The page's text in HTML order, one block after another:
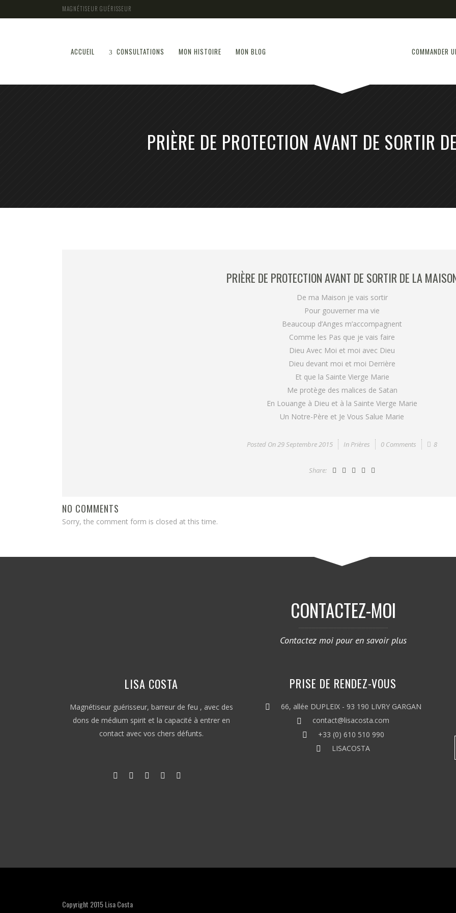
MAGNÉTISEUR GUÉRISSEUR
ACCUEIL CONSULTATIONS MON HISTOIRE MON BLOG COMMANDER
PRIÈRE DE PROTECTION AVANT DE SORTIR
PRIÈRE DE PROTECTION AVANT DE SORTIR DE LA
De ma Maison je vais sortir
Pour gouverner ma vie
Beaucoup d’Anges m’accompagnent
Comme les Pas que je vais faire
Dieu Avec Moi et moi avec Dieu
Dieu devant moi et moi Derrière
Et que la Sainte Vierge Marie
Me protège des malices de Satan
En Louange à Dieu et à la Sainte Vierge Marie
Un Notre-Père et Je Vous Salue Marie
Posted On29 Septembre 2015 InPrières 0 Comments 8
Share:
NO COMMENTS
Sorry, the comment form is closed at this time.
LISA COSTA
Magnétiseur guérisseur, barreur de feu , avec des
dons de médium spirit et la capacité à entrer en
contact avec vos chers défunts.
CONTACTEZ-MOI
Contactez moi pour en savoir plus
PRISE DE RENDEZ-VOUS
66, allée DUPLEIX - 93 190 LIVRY GARGAN
contact@lisacosta.com
+33 (0) 610 510 990
LISACOSTA
Copyright 2015 Lisa Costa